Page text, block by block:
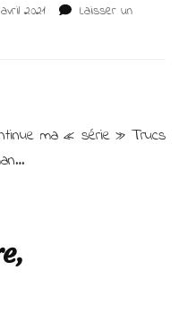
2021
Laisser un
ma « série » Trucs